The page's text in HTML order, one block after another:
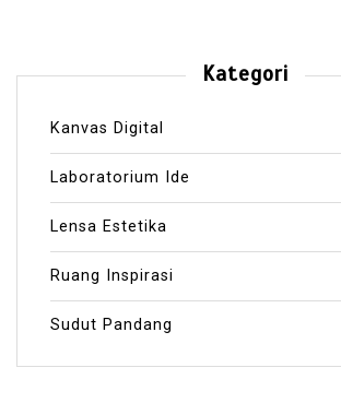
Kategori
Kanvas Digital
Laboratorium Ide
Lensa Estetika
Ruang Inspirasi
Sudut Pandang